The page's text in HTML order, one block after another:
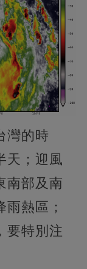
灣的時
天；迎風
南部及南
熱區；
要特別注